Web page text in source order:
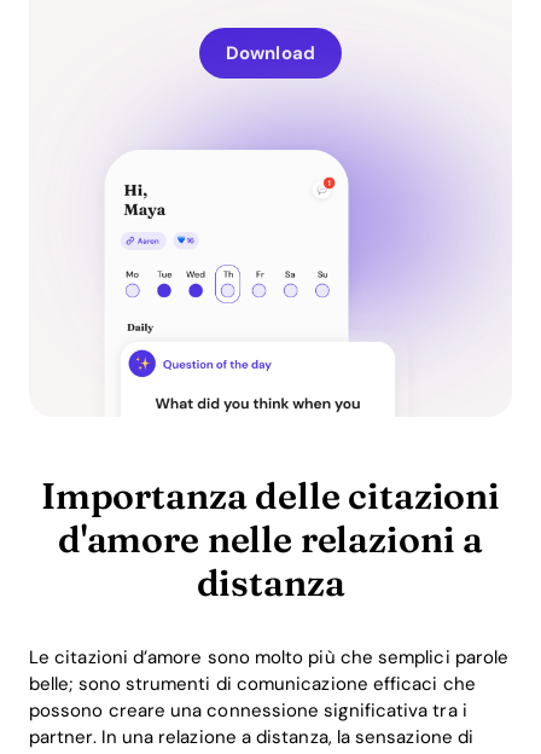
Download
Importanza delle citazioni
d'amore nelle relazioni a
distanza
Le citazioni d’amore sono molto più che semplici parole
belle; sono strumenti di comunicazione efficaci che
possono creare una connessione significativa tra i
partner. In una relazione a distanza, la sensazione di